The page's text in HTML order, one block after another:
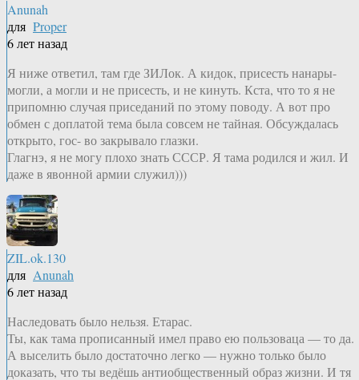
Anunah
для Proper
6 лет назад
Я ниже ответил, там где ЗИЛок. А кидок, присесть нанары-
могли, а могли и не присесть, и не кинуть. Кста, что то я не
припомню случая приседаний по этому поводу. А вот про
обмен с доплатой тема была совсем не тайная. Обсуждалась
открыто, гос- во закрывало глазки.
Глагнэ, я не могу плохо знать СССР. Я тама родился и жил. И
даже в явонной армии служил)))
ZIL.ok.130
для Anunah
6 лет назад
Наследовать было нельзя. Етарас.
Ты, как тама прописанный имел право ею пользоваца — то да.
А выселить было достаточно легко — нужно только было
доказать, что ты ведёшь антиобщественный образ жизни. И тя